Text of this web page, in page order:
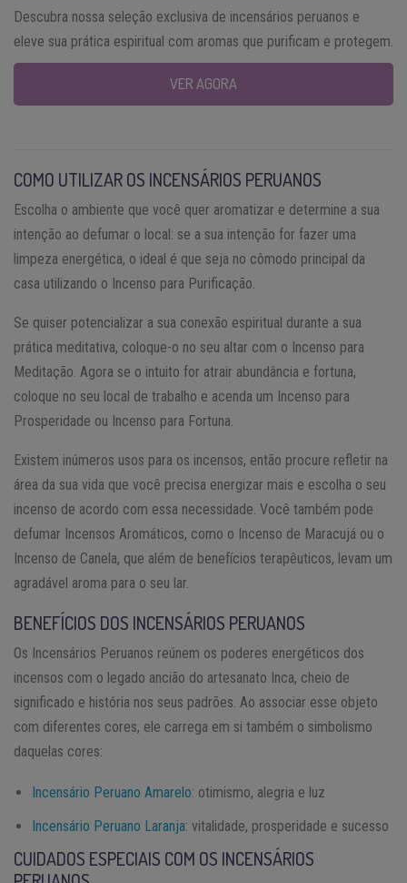
Descubra nossa seleção exclusiva de incensários peruanos e
eleve sua prática espiritual com aromas que purificam e protegem.
VER AGORA
COMO UTILIZAR OS INCENSÁRIOS PERUANOS
Escolha o ambiente que você quer aromatizar e determine a sua
intenção ao defumar o local: se a sua intenção for fazer uma
limpeza energética, o ideal é que seja no cômodo principal da
casa utilizando o Incenso para Purificação.
Se quiser potencializar a sua conexão espiritual durante a sua
prática meditativa, coloque-o no seu altar com o Incenso para
Meditação. Agora se o intuito for atrair abundância e fortuna,
coloque no seu local de trabalho e acenda um Incenso para
Prosperidade ou Incenso para Fortuna.
Existem inúmeros usos para os incensos, então procure refletir na
área da sua vida que você precisa energizar mais e escolha o seu
incenso de acordo com essa necessidade. Você também pode
defumar Incensos Aromáticos, como o Incenso de Maracujá ou o
Incenso de Canela, que além de benefícios terapêuticos, levam um
agradável aroma para o seu lar.
BENEFÍCIOS DOS INCENSÁRIOS PERUANOS
Os Incensários Peruanos reúnem os poderes energéticos dos
incensos com o legado ancião do artesanato Inca, cheio de
significado e história nos seus padrões. Ao associar esse objeto
com diferentes cores, ele carrega em si também o simbolismo
daquelas cores:
Incensário Peruano Amarelo: otimismo, alegria e luz
Incensário Peruano Laranja: vitalidade, prosperidade e sucesso
CUIDADOS ESPECIAIS COM OS INCENSÁRIOS